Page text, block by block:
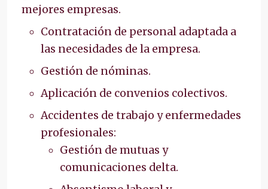
mejores empresas.
Contratación de personal adaptada a
las necesidades de la empresa.
Gestión de nóminas.
Aplicación de convenios colectivos.
Accidentes de trabajo y enfermedades
profesionales:
Gestión de mutuas y
comunicaciones delta.